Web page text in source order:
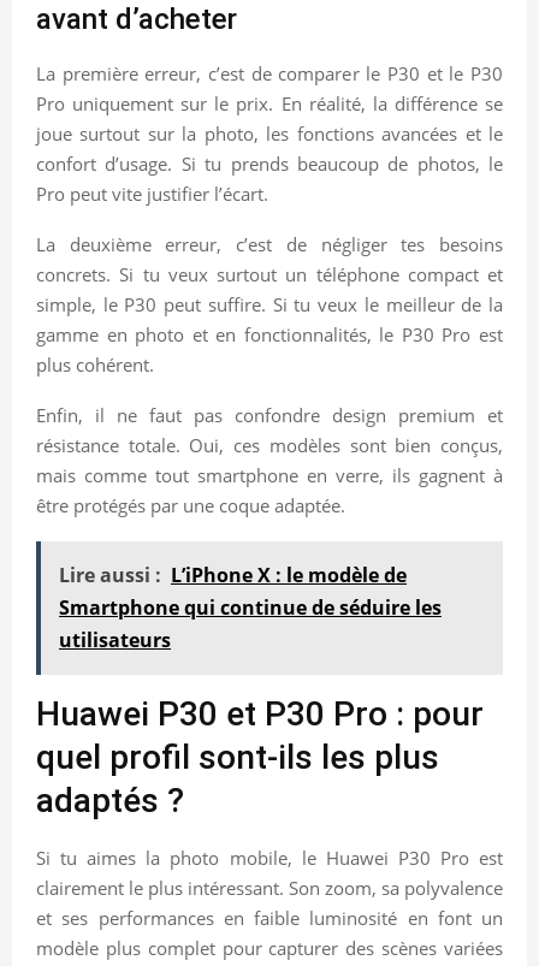
avant d’acheter
La première erreur, c’est de comparer le P30 et le P30
Pro uniquement sur le prix. En réalité, la différence se
joue surtout sur la photo, les fonctions avancées et le
confort d’usage. Si tu prends beaucoup de photos, le
Pro peut vite justifier l’écart.
La deuxième erreur, c’est de négliger tes besoins
concrets. Si tu veux surtout un téléphone compact et
simple, le P30 peut suffire. Si tu veux le meilleur de la
gamme en photo et en fonctionnalités, le P30 Pro est
plus cohérent.
Enfin, il ne faut pas confondre design premium et
résistance totale. Oui, ces modèles sont bien conçus,
mais comme tout smartphone en verre, ils gagnent à
être protégés par une coque adaptée.
Lire aussi : L’iPhone X : le modèle de
Smartphone qui continue de séduire les
utilisateurs
Huawei P30 et P30 Pro : pour
quel profil sont-ils les plus
adaptés ?
Si tu aimes la photo mobile, le Huawei P30 Pro est
clairement le plus intéressant. Son zoom, sa polyvalence
et ses performances en faible luminosité en font un
modèle plus complet pour capturer des scènes variées